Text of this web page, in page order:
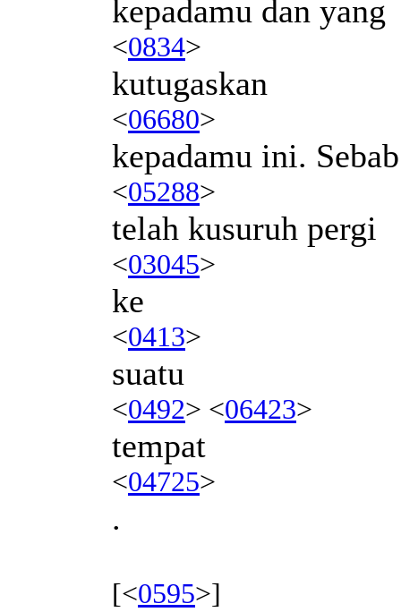
kepadamu dan yang
<0834>
kutugaskan
<06680>
kepadamu ini.
<05288>
telah kusuruh pergi
<03045>
ke
<0413>
suatu
<0492> <06423>
tempat
<04725>
.
[<0595>]